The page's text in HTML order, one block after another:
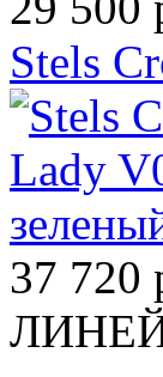
Stels
37 720